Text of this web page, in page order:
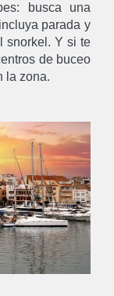
busca una
parada y
snorkel. Y si te
de buceo
la zona.